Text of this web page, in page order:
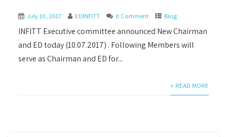
July 10, 2017 EDINFITT 0 Comment Blog
INFITT Executive committee announced New Chairman
and ED today (10.07.2017) . Following Members will
serve as Chairman and ED for...
+ READ MORE